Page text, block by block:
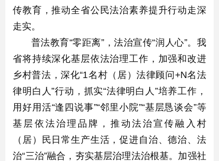
传教育，推动全省公民法治素养提升行动走深
走实。
普法教育“零距离”，法治宣传“润人心”。我
省将持续深化基层依法治理工作，加强和改进
乡村普法，深化“1名村（居）法律顾问+N名法
律明白人”行动，抓实“法律明白人”培养工作，
用好用活“逢四说事”“邻里小院”“基层恳谈会”等
基层依法治理品牌，推动法治宣传融入村
（居）民日常生产生活，促进自治、德治、法
治“三治”融合，夯实基层治理法治根基。加强社